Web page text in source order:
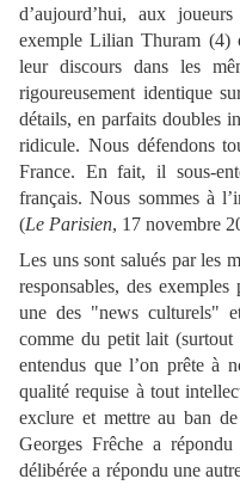
d’aujourd’hui, aux
exemple Lilian Thuram
leur discours dans les
rigoureusement identique
détails, en parfaits doubles
ridicule. Nous défendons
France. En fait, il sous-
français. Nous sommes à
(Le Parisien, 17 novembre
Les uns sont salués par les
responsables, des
une des "news culturels"
comme du petit lait (surtout
entendus que l’on prête à
qualité requise à tout
exclure et mettre au ban
Georges Frêche a
délibérée a répondu une